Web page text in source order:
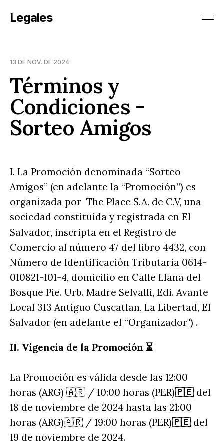
Legales
13 DE NOV. DE 2024
Términos y
Condiciones -
Sorteo Amigos
I. La Promoción denominada “Sorteo
Amigos” (en adelante la “Promoción”) es
organizada por The Place S.A. de C.V, una
sociedad constituida y registrada en El
Salvador, inscripta en el Registro de
Comercio al número 47 del libro 4432, con
Número de Identificación Tributaria 0614-
010821-101-4, domicilio en Calle Llana del
Bosque Pie. Urb. Madre Selvalli, Edi. Avante
Local 313 Antiguo Cuscatlan, La Libertad, El
Salvador (en adelante el “Organizador") .
II. Vigencia de la Promoción ⏳
La Promoción es válida desde las 12:00
horas (ARG) 🇦🇷 / 10:00 horas (PER)🇵🇪del
18 de noviembre de 2024 hasta las 21:00
horas (ARG)🇦🇷 / 19:00 horas (PER)🇵🇪del
19 de noviembre de 2024.